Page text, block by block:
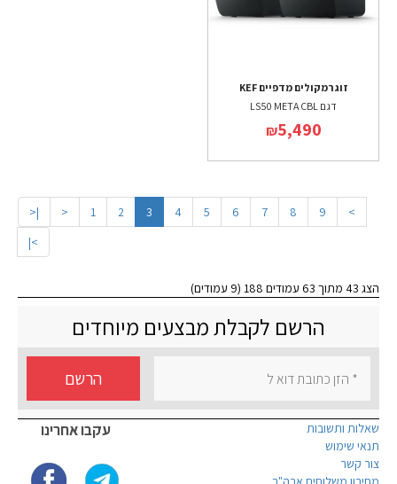
זוג רמקולים מדפיים KEF
דגם LS50 META CBL
₪5,490
|< < 1 2 3 4 5 6 7 8 9
>
>|
הצג 43 מתוך 63 עמודים 188 (9 עמודים)
הרשם לקבלת מבצעים מיוחדים
הרשם
עקבו אחרינו
שאלות ותשובות
תנאי שימוש
צור קשר